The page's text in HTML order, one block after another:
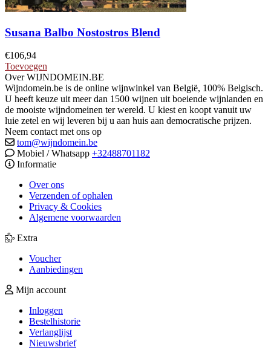
Susana Balbo Nostostros Blend
€106,94
Toevoegen
Over WIJNDOMEIN.BE
Wijndomein.be is de online wijnwinkel van België, 100% Belgisch.
U heeft keuze uit meer dan 1500 wijnen uit boeiende wijnlanden en
de mooiste wijndomeinen ter wereld. U kiest en koopt vanuit uw
luie zetel en wij leveren bij u aan huis aan democratische prijzen.
Neem contact met ons op
tom@wijndomein.be
Mobiel / Whatsapp +32488701182
Informatie
Over ons
Verzenden of ophalen
Privacy & Cookies
Algemene voorwaarden
Extra
Voucher
Aanbiedingen
Mijn account
Inloggen
Bestelhistorie
Verlanglijst
Nieuwsbrief